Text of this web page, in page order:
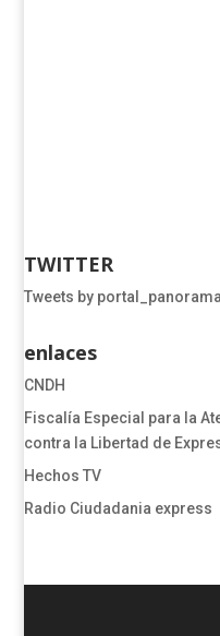
TWITTER
Tweets by portal_panorama
enlaces
CNDH
​​​​​​​​​​​​Fiscalía Especial para la
contra la Libertad de
Hechos TV
Radio Ciudadania express